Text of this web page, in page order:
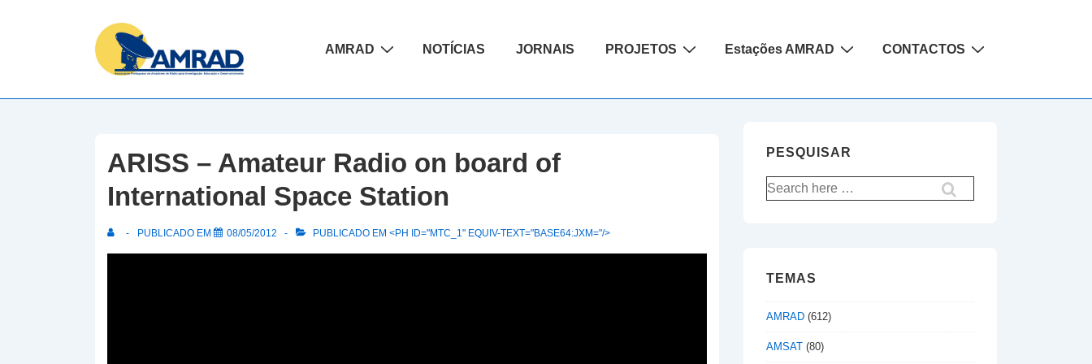
Content
Navegação
AMRAD NOTÍCIAS JORNAIS PROJETOS Estações AMRAD CONTACTOS
ARISS – Amateur Radio on board of
International Space Station
PUBLICADO EM 08/05/2012 PUBLICADO EM <PH ID="MTC_1" EQUIV-TEXT="BASE64:JXM="/>
PESQUISAR
Pesquisar
por:
TEMAS
AMRAD (612)
AMSAT (80)